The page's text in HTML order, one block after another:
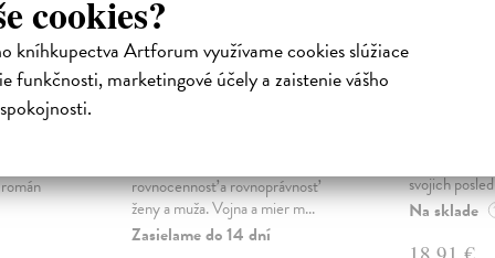
cookies?
kníhkupectva Artforum využívame cookies slúžiace
funkčnosti, marketingové účely a zaistenie vášho
Trpkejšia ako smrť
je žena
rovnocennosť a rovnoprávnosť
ženy a muža. Vojna a mier m...
Zasielame do 14 dní
Táto kniha
projektov,
svojich
Na sklade